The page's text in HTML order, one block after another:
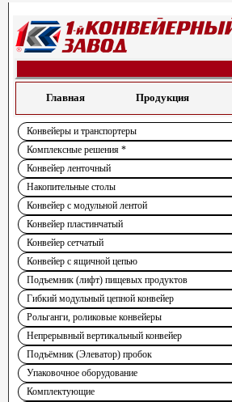
Главная Продукция
Конвейеры и транспортеры
Комплексные решения *
Конвейер ленточный
Накопительные столы
Конвейер с модульной лентой
Конвейер пластинчатый
Конвейер сетчатый
Конвейер с ящичной цепью
Подъемник (лифт) пищевых продуктов
Гибкий модульный цепной конвейер
Рольганги, роликовые конвейеры
Непрерывный вертикальный конвейер
Подъёмник (Элеватор) пробок
Упаковочное оборудование
Комплектующие